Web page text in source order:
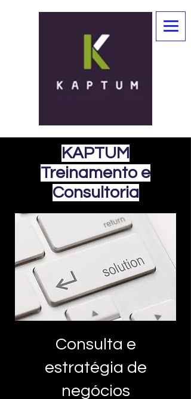
KAPTUM
Treinamento e
Consultoria
Consulta e
estratégia de
negócios